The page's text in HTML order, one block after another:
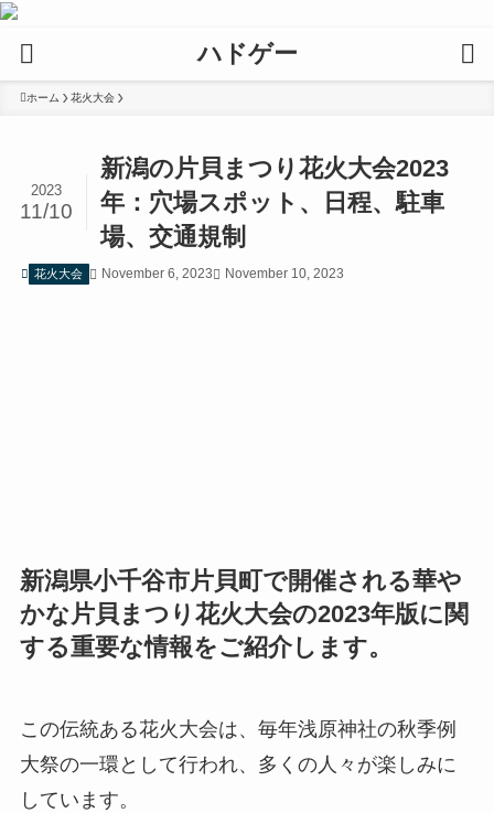
ハドゲー
ホーム 花火大会
新潟の片貝まつり花火大会2023
年：穴場スポット、日程、駐車
場、交通規制
2023
11/10
花火大会 November 6, 2023 November 10, 2023
新潟県小千谷市片貝町で開催される華や
かな片貝まつり花火大会の2023年版に関
する重要な情報をご紹介します。
この伝統ある花火大会は、毎年浅原神社の秋季例
大祭の一環として行われ、多くの人々が楽しみに
しています。